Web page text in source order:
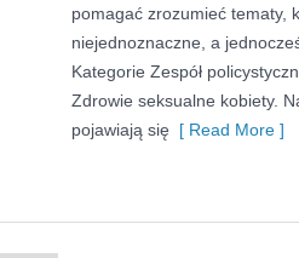
pomagać zrozumieć tematy,
niejednoznaczne, a
Kategorie Zespół
Zdrowie seksualne kobiety.
pojawiają się [ Read More ]